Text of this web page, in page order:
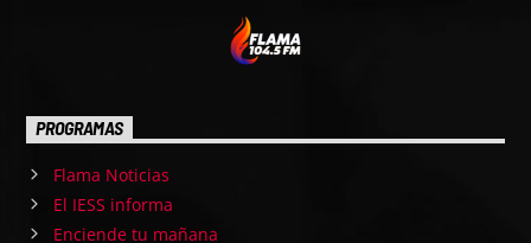
PROGRAMAS
Flama Noticias
El IESS informa
Enciende tu mañana